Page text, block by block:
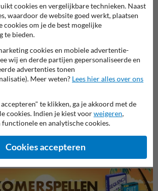
Entree- en toegangsborden
Eigen terrein borden
cookies en vergelijkbare technieken. Naast
waardoor de website goed werkt, plaatsen
cookies om je de best mogelijke
te bieden.
cookies en mobiele advertentie-
wij en derde partijen gepersonaliseerde en
advertenties tonen
Meer weten? Lees hier alles over ons
te klikken, ga je akkoord met de
cookies. Indien je kiest voorweigeren,
functionele en analytische cookies.
Cookies accepteren